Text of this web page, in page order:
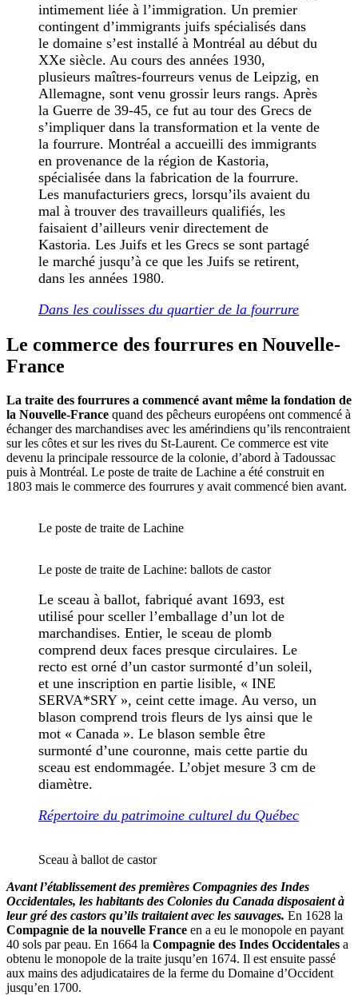
intimement liée à l’immigration. Un premier
contingent d’immigrants juifs spécialisés dans
le domaine s’est installé à Montréal au début du
XXe siècle. Au cours des années 1930,
plusieurs maîtres-fourreurs venus de Leipzig, en
Allemagne, sont venu grossir leurs rangs. Après
la Guerre de 39-45, ce fut au tour des Grecs de
s’impliquer dans la transformation et la vente de
la fourrure. Montréal a accueilli des immigrants
en provenance de la région de Kastoria,
spécialisée dans la fabrication de la fourrure.
Les manufacturiers grecs, lorsqu’ils avaient du
mal à trouver des travailleurs qualifiés, les
faisaient d’ailleurs venir directement de
Kastoria. Les Juifs et les Grecs se sont partagé
le marché jusqu’à ce que les Juifs se retirent,
dans les années 1980.
Dans les coulisses du quartier de la fourrure
Le commerce des fourrures en Nouvelle-
France
La traite des fourrures a commencé avant même la fondation de
la Nouvelle-France quand des pêcheurs européens ont commencé à
échanger des marchandises avec les amérindiens qu’ils rencontraient
sur les côtes et sur les rives du St-Laurent. Ce commerce est vite
devenu la principale ressource de la colonie, d’abord à Tadoussac
puis à Montréal. Le poste de traite de Lachine a été construit en
1803 mais le commerce des fourrures y avait commencé bien avant.
Le poste de traite de Lachine
Le poste de traite de Lachine: ballots de castor
Le sceau à ballot, fabriqué avant 1693, est
utilisé pour sceller l’emballage d’un lot de
marchandises. Entier, le sceau de plomb
comprend deux faces presque circulaires. Le
recto est orné d’un castor surmonté d’un soleil,
et une inscription en partie lisible, « INE
SERVA*SRY », ceint cette image. Au verso, un
blason comprend trois fleurs de lys ainsi que le
mot « Canada ». Le blason semble être
surmonté d’une couronne, mais cette partie du
sceau est endommagée. L’objet mesure 3 cm de
diamètre.
Répertoire du patrimoine culturel du Québec
Sceau à ballot de castor
Avant l’établissement des premières Compagnies des Indes
Occidentales, les habitants des Colonies du Canada disposaient à
leur gré des castors qu’ils traitaient avec les sauvages. En 1628 la
Compagnie de la nouvelle France en a eu le monopole en payant
40 sols par peau. En 1664 la Compagnie des Indes Occidentales a
obtenu le monopole de la traite jusqu’en 1674. Il est ensuite passé
aux mains des adjudicataires de la ferme du Domaine d’Occident
jusqu’en 1700.